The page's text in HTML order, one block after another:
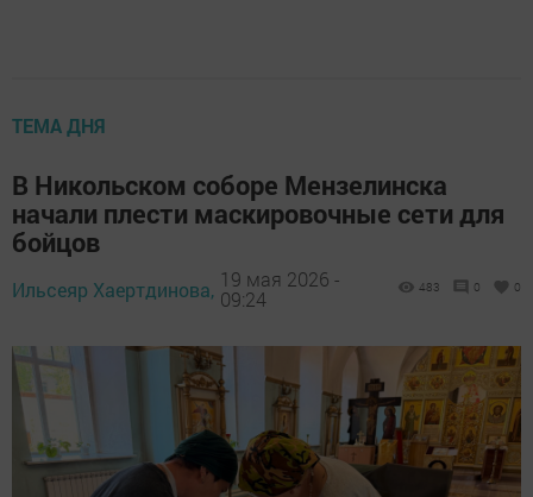
ТЕМА ДНЯ
В Никольском соборе Мензелинска
начали плести маскировочные сети для
бойцов
Ильсеяр Хаертдинова, 19 мая 2026 -
09:24
483 0 0